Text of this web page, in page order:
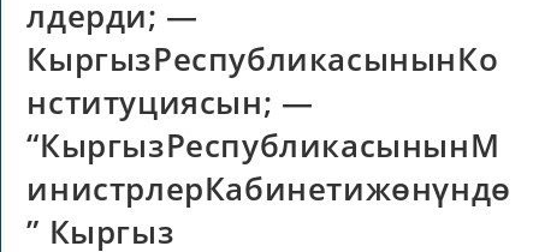
лдерди; —
КыргызРеспубликасынынКо
нституциясын; —
“КыргызРеспубликасынынМ
инистрлерКабинетижөнүндө
” Кыргыз